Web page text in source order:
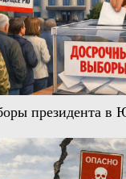
президента